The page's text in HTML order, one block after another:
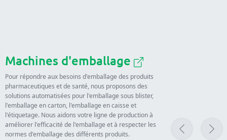
Machines d'emballage
Pour répondre aux besoins d'emballage des produits
pharmaceutiques et de santé, nous proposons des
solutions automatisées pour l'emballage sous blister,
l'emballage en carton, l'emballage en caisse et
l'étiquetage. Nous aidons votre ligne de production à
améliorer l'efficacité de l'emballage et à respecter les
normes d'emballage des différents produits.